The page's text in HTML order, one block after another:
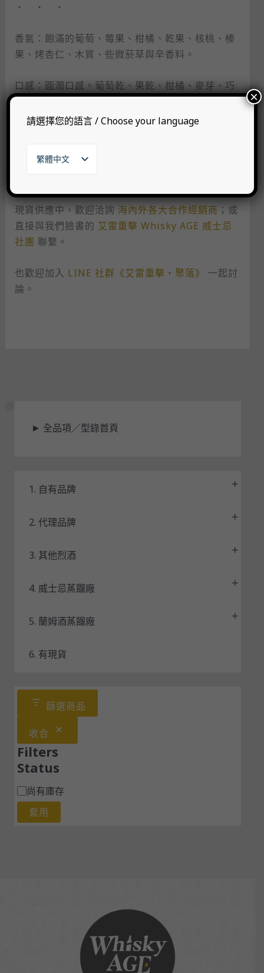
・ ・ ・
香氣：飽滿的葡萄、莓果、柑橘、乾果、核桃、榛
果、烤杏仁、木質、些微菸草與辛香料。
口感：圓潤口感。葡萄乾、果乾、柑橘、麥芽、巧
克力、咖啡、堅果、木質、荳蔻與辛香料。
啡、堅果、木質單寧感與辛香料。
現貨供應中，歡迎洽詢 海內外各大合作經銷商 ；或
直接與我們臉書的 艾雷重擊 Whisky AGE 威士忌
社團 聯繫。
也歡迎加入 LINE 社群《艾雷重擊・聚落》
一起討
論。
► 全品項／型錄首頁
1. 自有品牌
2. 代理品牌
3. 其他烈酒
4. 威士忌蒸餾廠
5. 蘭姆酒蒸餾廠
6. 有現貨
篩選商品
收合
Filters
Status
尚有庫存
套用
請選擇您的語言 / Choose your language
繁體中文
English
한국어
×